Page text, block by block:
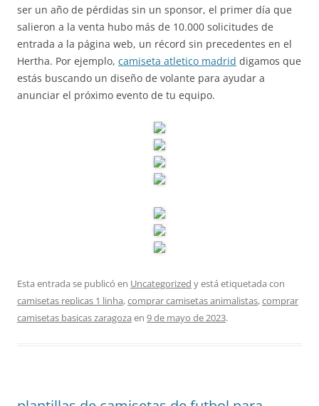
ser un año de pérdidas sin un sponsor, el primer día que
salieron a la venta hubo más de 10.000 solicitudes de
entrada a la página web, un récord sin precedentes en el
Hertha. Por ejemplo, camiseta atletico madrid digamos que
estás buscando un diseño de volante para ayudar a
anunciar el próximo evento de tu equipo.
Esta entrada se publicó en Uncategorized y está etiquetada con
camisetas replicas 1 linha,comprar camisetas animalistas,comprar
camisetas basicas zaragoza en 9 de mayo de 2023.